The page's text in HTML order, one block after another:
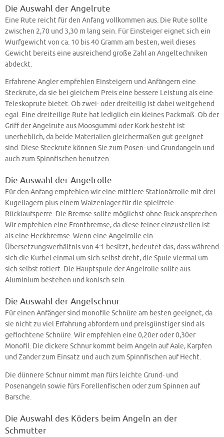
Die Auswahl der Angelrute
Eine Rute reicht für den Anfang vollkommen aus. Die Rute sollte
zwischen 2,70 und 3,30 m lang sein. Für Einsteiger eignet sich ein
Wurfgewicht von ca. 10 bis 40 Gramm am besten, weil dieses
Gewicht bereits eine ausreichend große Zahl an Angeltechniken
abdeckt.
Erfahrene Angler empfehlen Einsteigern und Anfängern eine
Steckrute, da sie bei gleichem Preis eine bessere Leistung als eine
Teleskoprute bietet. Ob zwei- oder dreiteilig ist dabei weitgehend
egal. Eine dreiteilige Rute hat lediglich ein kleines Packmaß. Ob der
Griff der Angelrute aus Moosgummi oder Kork besteht ist
unerheblich, da beide Materialien gleichermaßen gut geeignet
sind. Diese Steckrute können Sie zum Posen- und Grundangeln und
auch zum Spinnfischen benutzen.
Die Auswahl der Angelrolle
Für den Anfang empfehlen wir eine mittlere Stationärrolle mit drei
Kugellagern plus einem Walzenlager für die spielfreie
Rücklaufsperre. Die Bremse sollte möglichst ohne Ruck ansprechen.
Wir empfehlen eine Frontbremse, da diese feiner einzustellen ist
als eine Heckbremse. Wenn eine Angelrolle ein
Übersetzungsverhältnis von 4:1 besitzt, bedeutet das, dass während
sich die Kurbel einmal um sich selbst dreht, die Spule viermal um
sich selbst rotiert. Die Hauptspule der Angelrolle sollte aus
Aluminium bestehen und konisch sein.
Die Auswahl der Angelschnur
Für einen Anfänger sind monofile Schnüre am besten geeignet, da
sie nicht zu viel Erfahrung abfordern und preisgünstiger sind als
geflochtene Schnüre. Wir empfehlen eine 0,20er oder 0,30er
Monofil. Die dickere Schnur kommt beim Angeln auf Aale, Karpfen
und Zander zum Einsatz und auch zum Spinnfischen auf Hecht.
Die dünnere Schnur nimmt man fürs leichte Grund- und
Posenangeln sowie fürs Forellenfischen oder zum Spinnen auf
Barsche.
Die Auswahl des Köders beim Angeln an der
Schmutter